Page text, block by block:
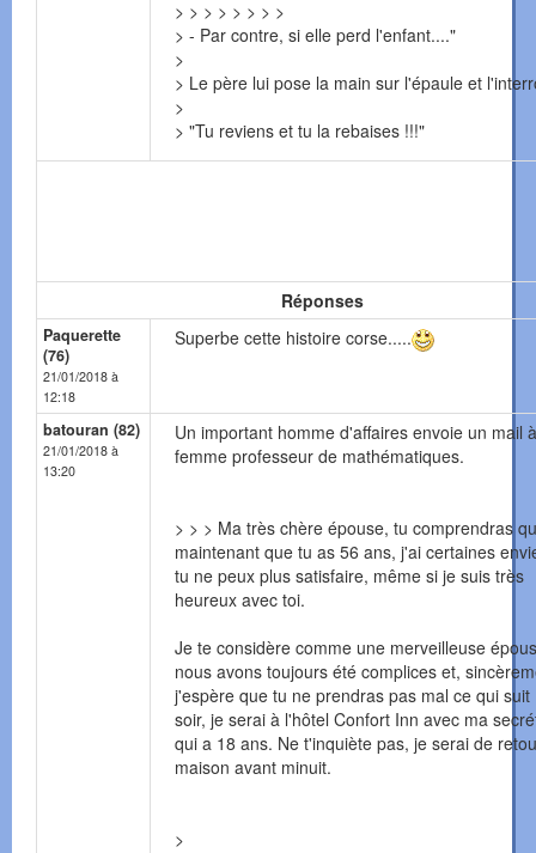
> > > > > > > >
> - Par contre, si elle perd l'enfant...."
>
> Le père lui pose la main sur l'épaule et
>
> "Tu reviens et tu la rebaises !!!"
Réponses
Paquerette
(76)
21/01/2018 à
12:18
Superbe cette histoire corse.....
batouran (82)
21/01/2018 à
13:20
Un important homme d'affaires envoie un mail
femme professeur de mathématiques.
> > > Ma très chère épouse, tu comprendras
maintenant que tu as 56 ans, j'ai certaines
tu ne peux plus satisfaire, même si je suis très
heureux avec toi.
Je te considère comme une merveilleuse
nous avons toujours été complices et,
j'espère que tu ne prendras pas mal ce qui suit
soir, je serai à l'hôtel Confort Inn avec ma
qui a 18 ans. Ne t'inquiète pas, je serai de
maison avant minuit.
>